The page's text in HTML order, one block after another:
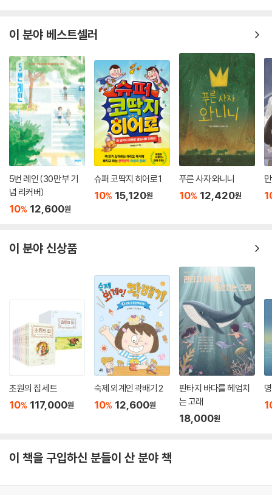
이 분야 베스트셀러
5번 레인 (30만 부 기
념 리커버)
10% 12,600원
슈퍼 코딱지 히어로 1
10% 15,120원
푸른 사자 와니니
10% 12,420원
이 분야 신상품
초원의 집 세트
10% 117,000원
숙제 외계인 곽배기 2
10% 12,600원
판타지 바다를 헤엄치
는 고래
18,000원
이 책을 구입하신 분들이 산 분야 책